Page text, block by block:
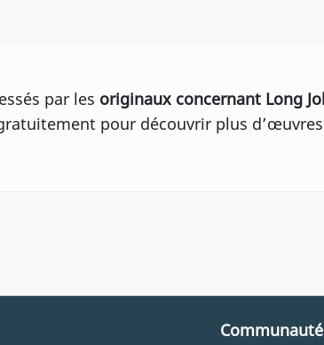
par les originaux concernant Long
pour découvrir plus
Communauté